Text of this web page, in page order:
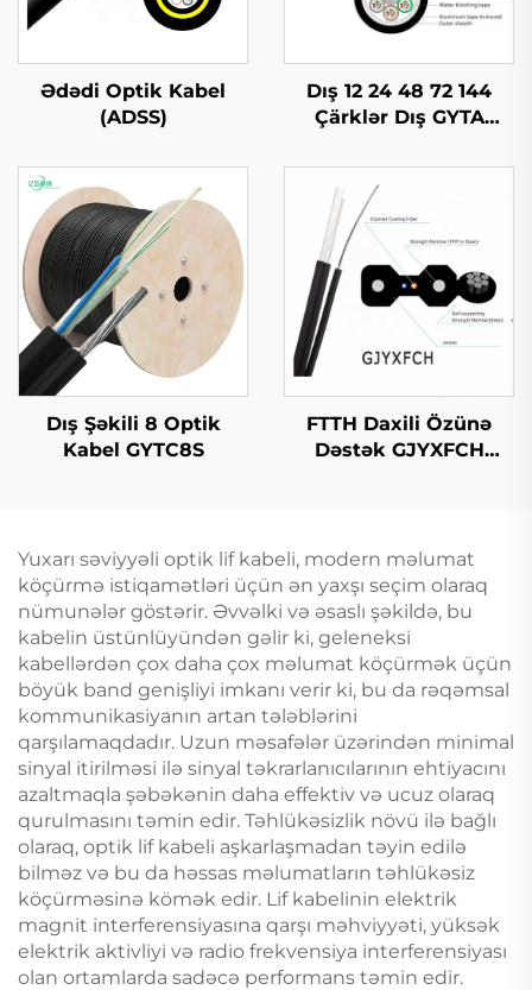
Ədədi Optik Kabel
(ADSS)
Dış 12 24 48 72 144
Çärklər Dış GYTA
Dış Şəkili 8 Optik
Kabel GYTC8S
FTTH Daxili Özünə
Dəstək GJYXFCH
Yuxarı səviyyəli optik lif kabeli, modern məlumat
köçürmə istiqamətləri üçün ən yaxşı seçim olaraq
nümunələr göstərir. Əvvəlki və əsaslı şəkildə, bu
kabelin üstünlüyündən gəlir ki, geleneksi
kabellərdən çox daha çox məlumat köçürmək üçün
böyük band genişliyi imkanı verir ki, bu da rəqəmsal
kommunikasiyanın artan tələblərini
qarşılamaqdadır. Uzun məsafələr üzərindən minimal
sinyal itirilməsi ilə sinyal təkrarlanıcılarının ehtiyacını
azaltmaqla şəbəkənin daha effektiv və ucuz olaraq
qurulmasını təmin edir. Təhlükəsizlik növü ilə bağlı
olaraq, optik lif kabeli aşkarlaşmadan təyin edilə
bilməz və bu da həssas məlumatların təhlükəsiz
köçürməsinə kömək edir. Lif kabelinin elektrik
magnit interferensiyasına qarşı məhviyyəti, yüksək
elektrik aktivliyi və radio frekvensiya interferensiyası
olan ortamlarda sadəcə performans təmin edir.